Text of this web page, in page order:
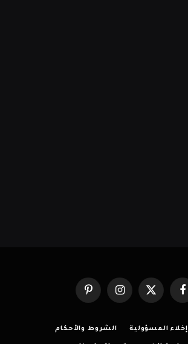
فيسبوك X
(Twitter)
الانستغرامبينتيريست
إخلاء المسؤولية الشروط والأحكام